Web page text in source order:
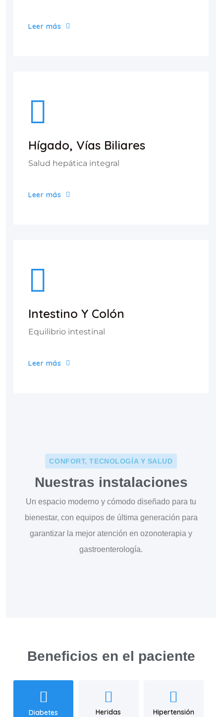
Leer más
Hígado, Vías Biliares
Salud hepática integral
Leer más
Intestino Y Colón
Equilibrio intestinal
Leer más
CONFORT, TECNOLOGÍA Y SALUD
Nuestras instalaciones
Un espacio moderno y cómodo diseñado para tu
bienestar, con equipos de última generación para
garantizar la mejor atención en ozonoterapia y
gastroenterología.
Beneficios en el paciente
Diabetes Heridas Hipertensión